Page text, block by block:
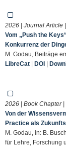
2026 | Journal Article
Vom „Push the
Konkurrenz der
M. Godau, Beiträge
LibreCat | DOI |
2026 | Book Chapter
Von der
Practice als
M. Godau, in: B.
für Lehre, Forschung